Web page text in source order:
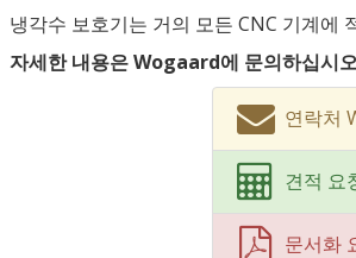
냉각수 보호기는 거의 모든 CNC 기계에
자세한 내용은 Wogaard에 문의하십시
연락처
견적 요
문서화